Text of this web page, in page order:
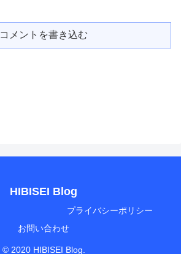
コメントを書き込む
HIBISEI Blog
プライバシーポリシー
お問い合わせ
© 2020 HIBISEI Blog.